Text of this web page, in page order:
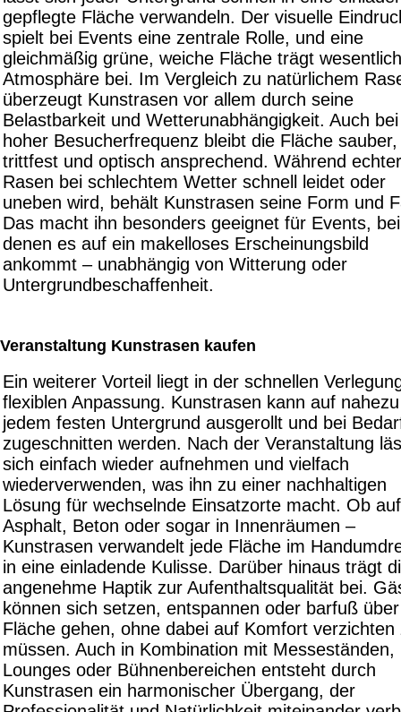
gepflegte Fläche verwandeln. Der visuelle
spielt bei Events eine zentrale Rolle, und eine
gleichmäßig grüne, weiche Fläche trägt
Atmosphäre bei. Im Vergleich zu natürlichem
überzeugt Kunstrasen vor allem durch seine
Belastbarkeit und Wetterunabhängigkeit. Auch bei
hoher Besucherfrequenz bleibt die Fläche sauber,
trittfest und optisch ansprechend. Während echter
Rasen bei schlechtem Wetter schnell leidet oder
uneben wird, behält Kunstrasen seine Form und
Das macht ihn besonders geeignet für Events, bei
denen es auf ein makelloses Erscheinungsbild
ankommt – unabhängig von Witterung oder
Untergrundbeschaffenheit.
Veranstaltung Kunstrasen kaufen
Ein weiterer Vorteil liegt in der schnellen
flexiblen Anpassung. Kunstrasen kann auf nahezu
jedem festen Untergrund ausgerollt und bei
zugeschnitten werden. Nach der Veranstaltung
sich einfach wieder aufnehmen und vielfach
wiederverwenden, was ihn zu einer nachhaltigen
Lösung für wechselnde Einsatzorte macht. Ob auf
Asphalt, Beton oder sogar in Innenräumen –
Kunstrasen verwandelt jede Fläche im
in eine einladende Kulisse. Darüber hinaus trägt
angenehme Haptik zur Aufenthaltsqualität bei.
können sich setzen, entspannen oder barfuß
Fläche gehen, ohne dabei auf Komfort verzichten
müssen. Auch in Kombination mit Messeständen,
Lounges oder Bühnenbereichen entsteht durch
Kunstrasen ein harmonischer Übergang, der